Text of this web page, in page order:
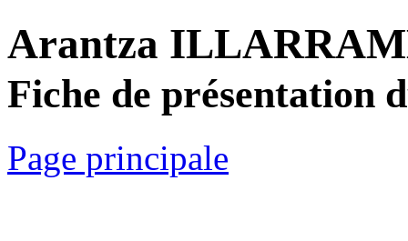
Arantza
Fiche de présentation
Page principale